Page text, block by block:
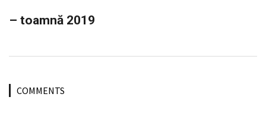
– toamnă 2019
COMMENTS